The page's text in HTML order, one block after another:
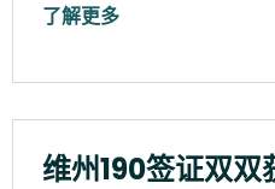
了解更多
维州190签证双